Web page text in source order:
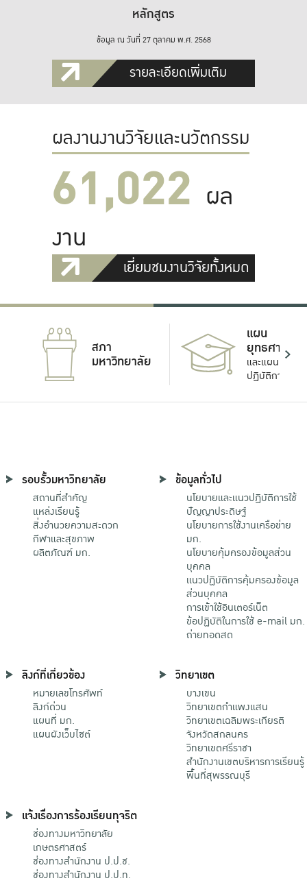
หลักสูตร
ข้อมูล ณ วันที่ 27 ตุลาคม พ.ศ. 2568
รายละเอียดเพิ่มเติม
ผลงานงานวิจัยและนวัตกรรม
61,022 ผล
งาน
เยี่ยมชมงานวิจัยทั้งหมด
สภา
มหาวิทยาลัย
แผน
ยุทธศาสตร์
และแผน
ปฏิบัติการ
รอบรั้วมหาวิทยาลัย
สถานที่สำคัญ
แหล่งเรียนรู้
สิ่งอำนวยความสะดวก
กีฬาและสุขภาพ
ผลิตภัณฑ์ มก.
ข้อมูลทั่วไป
นโยบายและแนวปฏิบัติการใช้
ปัญญาประดิษฐ์
นโยบายการใช้งานเครือข่าย
มก.
นโยบายคุ้มครองข้อมูลส่วน
บุคคล
แนวปฏิบัติการคุ้มครองข้อมูล
ส่วนบุคคล
การเข้าใช้อินเตอร์เน็ต
ข้อปฏิบัติในการใช้ e-mail มก.
ถ่ายทอดสด
ลิงก์ที่เกี่ยวข้อง
หมายเลขโทรศัพท์
ลิงก์ด่วน
แผนที่ มก.
แผนผังเว็บไซต์
วิทยาเขต
บางเขน
วิทยาเขตกําแพงแสน
วิทยาเขตเฉลิมพระเกียรติ
จังหวัดสกลนคร
วิทยาเขตศรีราชา
สำนักงานเขตบริหารการเรียนรู้
พื้นที่สุพรรณบุรี
แจ้งเรื่องการร้องเรียนทุจริต
ช่องทางมหาวิทยาลัย
เกษตรศาสตร์
ช่องทางสำนักงาน ป.ป.ช.
ช่องทางสำนักงาน ป.ป.ท.